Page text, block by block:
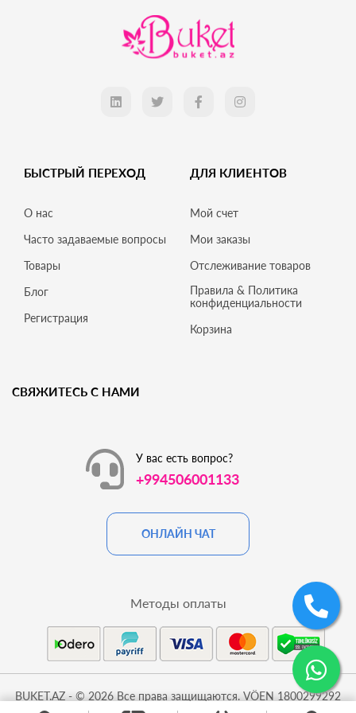
БЫСТРЫЙ ПЕРЕХОД
О нас
Часто задаваемые вопросы
Товары
Блог
Регистрация
ДЛЯ КЛИЕНТОВ
Мой счет
Мои заказы
Отслеживание товаров
Правила & Политика
конфиденциальности
Корзина
СВЯЖИТЕСЬ С НАМИ
У вас есть вопрос?
+994506001133
ОНЛАЙН ЧАТ
BUKET.AZ - © 2026 Все права защищаются. VÖEN 1800299292
Методы оплаты